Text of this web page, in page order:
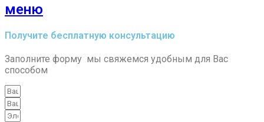
меню
Получите бесплатную консультацию
Заполните форму мы свяжемся удобным для Вас
способом